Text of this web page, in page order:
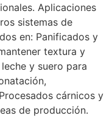
Aplicaciones
sistemas de
en: Panificados y
textura y
y suero para
cárnicos y
de producción.